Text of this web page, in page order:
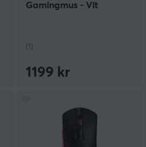
Gamingmus - Vit
(1)
1199 kr